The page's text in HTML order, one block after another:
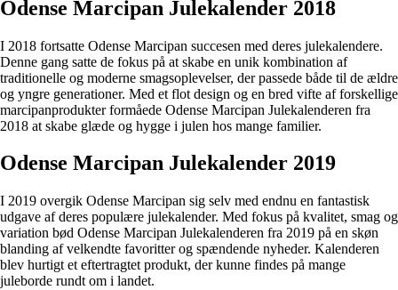
Odense Marcipan Julekalender 2018
I 2018 fortsatte Odense Marcipan succesen med deres julekalendere.
Denne gang satte de fokus på at skabe en unik kombination af
traditionelle og moderne smagsoplevelser, der passede både til de ældre
og yngre generationer. Med et flot design og en bred vifte af forskellige
marcipanprodukter formåede Odense Marcipan Julekalenderen fra
2018 at skabe glæde og hygge i julen hos mange familier.
Odense Marcipan Julekalender 2019
I 2019 overgik Odense Marcipan sig selv med endnu en fantastisk
udgave af deres populære julekalender. Med fokus på kvalitet, smag og
variation bød Odense Marcipan Julekalenderen fra 2019 på en skøn
blanding af velkendte favoritter og spændende nyheder. Kalenderen
blev hurtigt et eftertragtet produkt, der kunne findes på mange
juleborde rundt om i landet.